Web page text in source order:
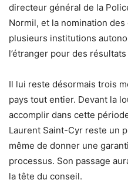
directeur général de la
Normil, et la nomination
plusieurs institutions
l’étranger pour des
Il lui reste désormais trois
pays tout entier. Devant la
accomplir dans cette
Laurent Saint-Cyr reste un
même de donner une
processus. Son passage
la tête du conseil.